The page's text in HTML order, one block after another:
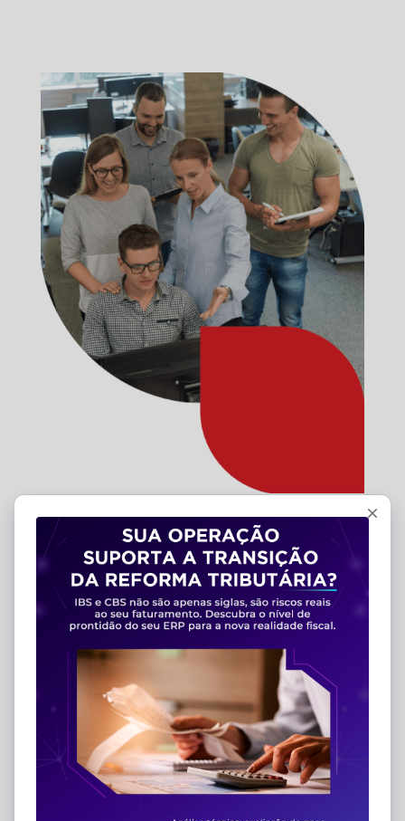
Implantação de
software ERP
Como garantir a eficiência desse
processo na sua empresa